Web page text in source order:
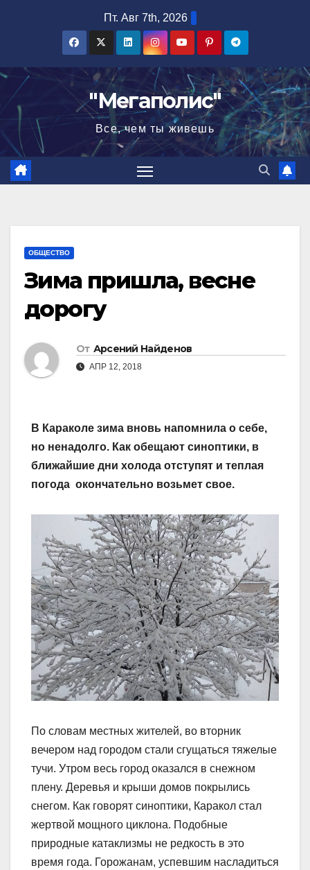
Пт. Авг 7th, 2026
"Мегаполис"
Все, чем ты живешь
ОБЩЕСТВО
Зима пришла, весне
дорогу
От Арсений Найденов
АПР 12, 2018
В Караколе зима вновь напомнила о себе,
но ненадолго. Как обещают синоптики, в
ближайшие дни холода отступят и теплая
погода окончательно возьмет свое.
По словам местных жителей, во вторник
вечером над городом стали сгущаться тяжелые
тучи. Утром весь город оказался в снежном
плену. Деревья и крыши домов покрылись
снегом. Как говорят синоптики, Каракол стал
жертвой мощного циклона. Подобные
природные катаклизмы не редкость в это
время года. Горожанам, успевшим насладиться